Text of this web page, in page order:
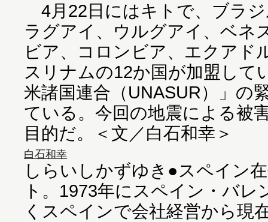
4月22日にはキトで、ブラ
ラグアイ、ウルグアイ、ベネ
ビア、コロンビア、エクアド
スリナムの12か国が加盟して
米諸国連合（UNASUR）」の
ている。今回の地震による被
目的だ。＜文／白石和幸＞
白石和幸
しらいしかずゆき●スペイン
ト。1973年にスペイン・バレ
くスペインで会社経営から現